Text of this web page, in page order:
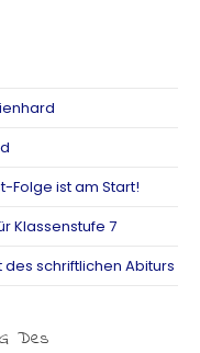
Folge ist am Start!
Klassenstufe 7
schriftlichen Abiturs
Des